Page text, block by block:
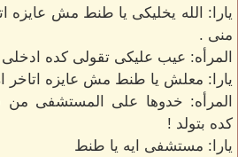
يارا: الله يخليكى يا طنط مش عايزه
منى .
المرأه: عيب عليكى تقولى كده
يارا: معلش يا طنط مش عايزه اتاخر
المرأه: خدوها على المستشفى من
كده بتولد !
يارا: مستشفى ايه يا طنط